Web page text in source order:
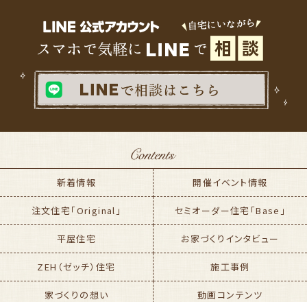
新着情報 開催イベント情報
注文住宅「Original」 セミオーダー住宅「Base」
平屋住宅 お家づくりインタビュー
ZEH（ゼッチ）住宅 施工事例
家づくりの想い 動画コンテンツ